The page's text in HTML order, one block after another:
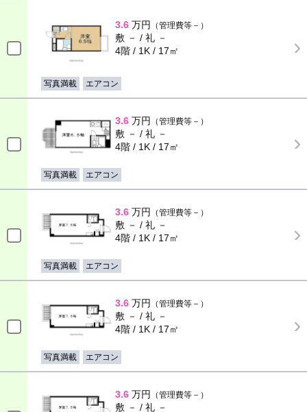
3.6 万円 （管理費等－）
敷 － / 礼 －
4階 / 1K / 17㎡
写真満載 エアコン
3.6 万円 （管理費等－）
敷 － / 礼 －
4階 / 1K / 17㎡
写真満載 エアコン
3.6 万円 （管理費等－）
敷 － / 礼 －
4階 / 1K / 17㎡
写真満載 エアコン
3.6 万円 （管理費等－）
敷 － / 礼 －
4階 / 1K / 17㎡
写真満載 エアコン
3.6 万円 （管理費等－）
敷 － / 礼 －